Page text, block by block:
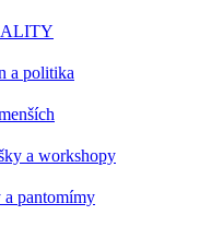
a politika
a workshopy
a pantomímy